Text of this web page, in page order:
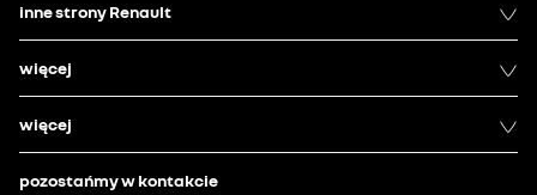
inne strony Renault
więcej
więcej
pozostańmy w kontakcie